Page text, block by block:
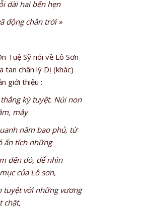
dài hai bến hẹn
động chân trời »
Tuệ Sỹ nói về Lô Sơn
tan chân lý Dị (khác)
giới thiệu :
kỳ tuyệt. Núi non
mây
năm bao phủ, từ
ẩn tích những
đến đó, để nhìn
của Lô sơn,
tuyệt với những vương
chặt,